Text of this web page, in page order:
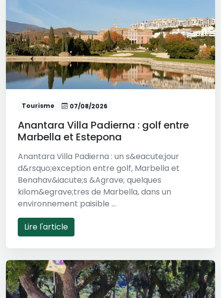
Tourisme 07/08/2026
Anantara Villa Padierna : golf entre
Marbella et Estepona
Anantara Villa Padierna : un s&eacute;jour
d&rsquo;exception entre golf, Marbella et
Benahav&iacute;s &Agrave; quelques
kilom&egrave;tres de Marbella, dans un
environnement paisible ...
Lire l'article